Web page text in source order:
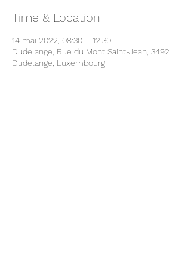
Time & Location
14 mai 2022, 08:30 – 12:30
Dudelange, Rue du Mont Saint-Jean, 3492
Dudelange, Luxembourg